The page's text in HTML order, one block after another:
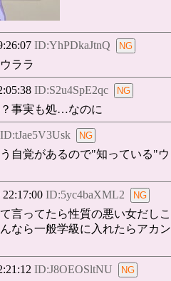
ID:YhPDkaJtnQ
ララ
ID:S2u4SpE2qc
事実も処…なのに
ID:tJae5V3Usk
自覚があるので"知っている"ウ
ID:5yc4baXML2
言ってたら性質の悪い女だしこ
なら一般学級に入れたらアカン
ID:J8OEOSltNU